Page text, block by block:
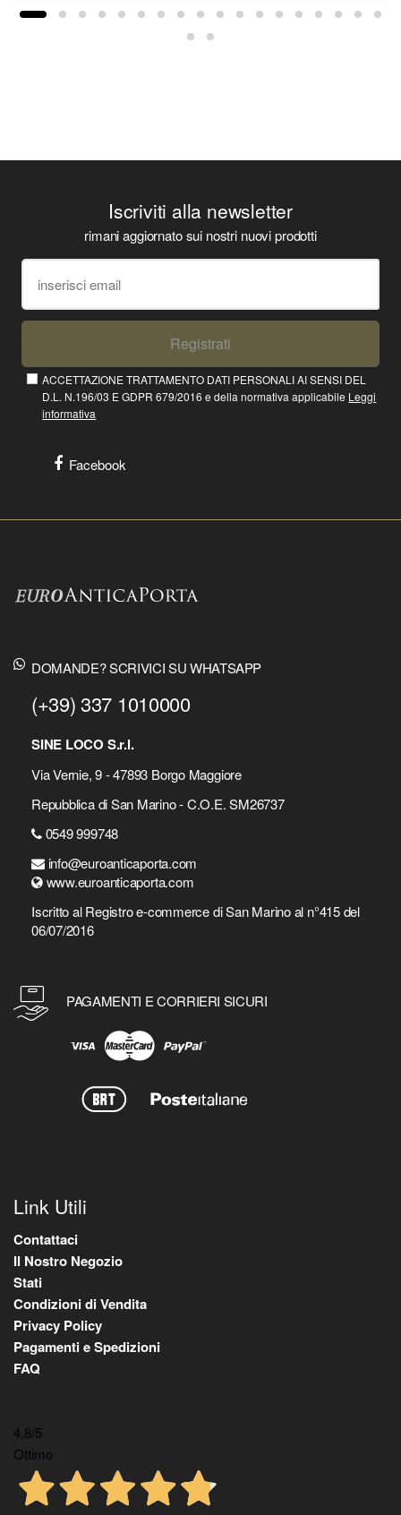
Iscriviti alla newsletter
rimani aggiornato sui nostri nuovi prodotti
Registrati
ACCETTAZIONE TRATTAMENTO DATI PERSONALI AI SENSI DEL
D.L. N.196/03 E GDPR 679/2016 e della normativa applicabile Leggi
informativa
Facebook
DOMANDE? SCRIVICI SU WHATSAPP
(+39) 337 1010000
SINE LOCO S.r.l.
Via Vernie, 9 - 47893 Borgo Maggiore
Repubblica di San Marino - C.O.E. SM26737
0549 999748
info@euroanticaporta.com
www.euroanticaporta.com
Iscritto al Registro e-commerce di San Marino al n°415 del
06/07/2016
PAGAMENTI E CORRIERI SICURI
Link Utili
Contattaci
Il Nostro Negozio
Stati
Condizioni di Vendita
Privacy Policy
Pagamenti e Spedizioni
FAQ
4,8/5
Ottimo